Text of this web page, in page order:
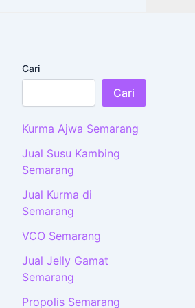
Cari
Cari
Kurma Ajwa Semarang
Jual Susu Kambing
Semarang
Jual Kurma di
Semarang
VCO Semarang
Jual Jelly Gamat
Semarang
Propolis Semarang